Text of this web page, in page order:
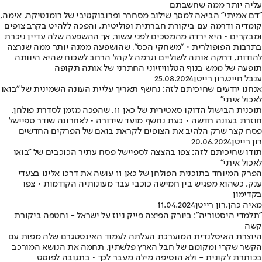
עליה יותר ממה שחשבתם
"דם אמיתי" הביאה למסך שילוב מסחרר ופרובוקטיבי של רומנטיקה, אימה,
קומדיה ודרמה עם ביקורת חברתית ופוליטית, והפכה ללהיט בקרב צופים
ומבקרים • היא ירדה מהמסכים לפני עשור, אך ההשפעה שלה עדיין ניכרת
בתרבות הפופולרית • "משחקי הכס", שהושפעה ממנה יותר ממה שנרצה
להודות, דחקה אותה לשוליים וגרמה לקהל הרחב לשכוח שהיא היוותה
תופעה של ממש בנוף הטלוויזיוני החתרני של אותה תקופה
ענבל חייט,רון רייטן25.08.2024
אנחנו יודעים שחיכיתם לזה: נחשף תאריך עליית העונה השמינית של "בואו
לאכול איתי"
תוכנית הבישול הדוקו סאטירית של כאן 11, שהפכה מזמן לסדרת פולחן,
חוזרת בעונה חדשה • כעת נחשף מועד שידורה • לאחרונה שודר ספיישל
פסח קצר שרק הלהיב את הצופים לקראת בואם של הפרקים החדשים
רון רייטן20.06.2024
תודו שחיכיתם לזה: צפו בהצצה לספיישל פסח עתיר הכוכבים של "בואו
לאכול איתי"
הפרק המיוחד בתוכנית הפולחן של כאן 11 עושה את דרכו אלינו בצעדי
ענק, כשהוא מפגיש בין חמישה כוכבי עבר מעונותיה הקודמות • צפו
בקדימון
מאיה כהן,רון רייטן11.04.2024
"תלמדי היסטוריה": ביורק הפיצה פייק ניוז על ישראל - וחטפה ביקורת
קשה
היוצרת האיסלנדית המוערכת העלתה לעמוד האינסטגרם שלה מפות עם
הקשר שקרי ומקומם של חבל הארץ פלשתין, תחמה את הנושא המורכב
בכותרת לקונית - ולא הוסיפה מילה מעבר לכך • בתגובה לפוסט